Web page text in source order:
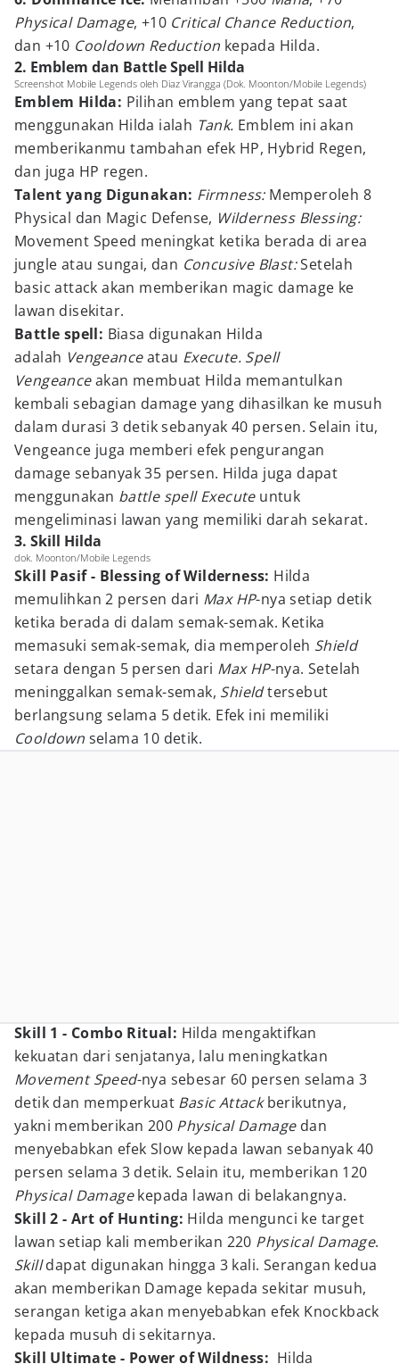
Physical Damage, +10 Critical Chance Reduction,
dan +10 Cooldown Reduction kepada Hilda.
2. Emblem dan Battle Spell Hilda
Screenshot Mobile Legends oleh Diaz Virangga (Dok. Moonton/Mobile Legends)
Emblem Hilda: Pilihan emblem yang tepat saat
menggunakan Hilda ialah Tank. Emblem ini akan
memberikanmu tambahan efek HP, Hybrid Regen,
dan juga HP regen.
Talent yang Digunakan: Firmness: Memperoleh 8
Physical dan Magic Defense, Wilderness Blessing:
Movement Speed meningkat ketika berada di area
jungle atau sungai, dan Concusive Blast:Setelah
basic attack akan memberikan magic damage ke
lawan disekitar.
Battle spell: Biasa digunakan Hilda
adalah Vengeanceatau Execute. Spell
Vengeanceakan membuat Hilda memantulkan
kembali sebagian damage yang dihasilkan ke musuh
dalam durasi 3 detik sebanyak 40 persen. Selain itu,
Vengeance juga memberi efek pengurangan
damage sebanyak 35 persen. Hilda juga dapat
menggunakan battle spell Execute untuk
mengeliminasi lawan yang memiliki darah sekarat.
3. Skill Hilda
dok. Moonton/Mobile Legends
Skill Pasif - Blessing of Wilderness: Hilda
memulihkan 2 persen dari Max HP-nya setiap detik
ketika berada di dalam semak-semak. Ketika
memasuki semak-semak, dia memperoleh Shield
setara dengan 5 persen dari Max HP-nya. Setelah
meninggalkan semak-semak, Shieldtersebut
berlangsung selama 5 detik. Efek ini memiliki
Cooldown selama 10 detik.
Skill 1 - Combo Ritual: Hilda mengaktifkan
kekuatan dari senjatanya, lalu meningkatkan
Movement Speed-nya sebesar 60 persen selama 3
detik dan memperkuat Basic Attackberikutnya,
yakni memberikan 200 Physical Damagedan
menyebabkan efek Slow kepada lawan sebanyak 40
persen selama 3 detik. Selain itu, memberikan 120
Physical Damagekepada lawan di belakangnya.
Skill 2 - Art of Hunting: Hilda mengunci ke target
lawan setiap kali memberikan 220 Physical Damage.
Skilldapat digunakan hingga 3 kali. Serangan kedua
akan memberikan Damage kepada sekitar musuh,
serangan ketiga akan menyebabkan efek Knockback
kepada musuh di sekitarnya.
Skill Ultimate - Power of Wildness: Hilda